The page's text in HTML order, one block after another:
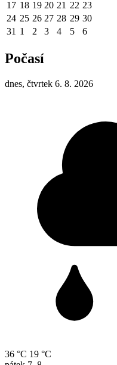
17 18 19 20 21 22 23
24 25 26 27 28 29 30
31 1 2 3 4 5 6
Počasí
dnes, čtvrtek 6. 8. 2026
36 °C 19 °C